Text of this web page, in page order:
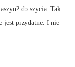
do szycia. Tak
jest przydatne. I nie